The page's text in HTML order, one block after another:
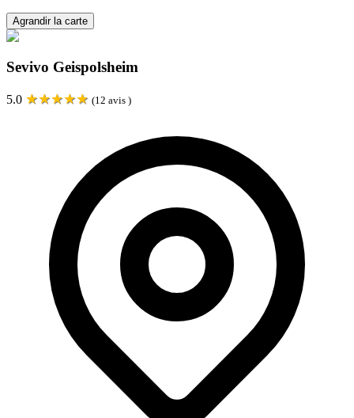
Agrandir la carte
Sevivo Geispolsheim
5.0 ★★★★★ (12 avis )